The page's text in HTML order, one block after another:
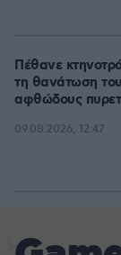
Πέθανε
τη θανάτωση
αφθώδους
09.08.2026, 12:47